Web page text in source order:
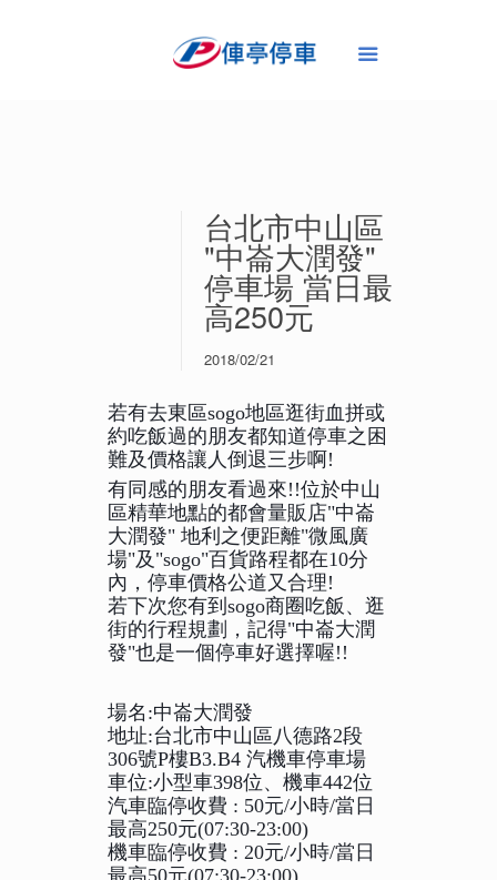
台北市中山區
"中崙大潤發"
停車場 當日最
高250元
2018/02/21
若有去東區sogo地區逛街血拼或
約吃飯過的朋友都知道停車之困
難及價格讓人倒退三步啊!
有同感的朋友看過來!!位於中山
區精華地點的都會量販店"中崙
大潤發" 地利之便距離"微風廣
場"及"sogo"百貨路程都在10分
內，停車價格公道又合理!
若下次您有到sogo商圈吃飯、逛
街的行程規劃，記得"中崙大潤
發"也是一個停車好選擇喔!!
場名:中崙大潤發
地址:台北市中山區八德路2段
306號P樓B3.B4 汽機車停車場
車位:小型車398位、機車442位
汽車臨停收費 : 50元/小時/當日
最高250元(07:30-23:00)
機車臨停收費 : 20元/小時/當日
最高50元(07:30-23:00)